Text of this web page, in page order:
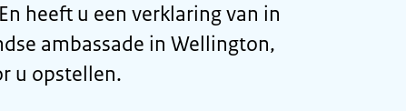
heeft u een verklaring van in
ambassade in Wellington,
u opstellen.